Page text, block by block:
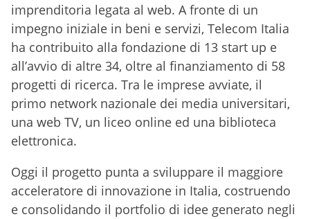
imprenditoria legata al web. A fronte di un
impegno iniziale in beni e servizi, Telecom Italia
ha contribuito alla fondazione di 13 start up e
all’avvio di altre 34, oltre al finanziamento di 58
progetti di ricerca. Tra le imprese avviate, il
primo network nazionale dei media universitari,
una web TV, un liceo online ed una biblioteca
elettronica.
Oggi il progetto punta a sviluppare il maggiore
acceleratore di innovazione in Italia, costruendo
e consolidando il portfolio di idee generato negli